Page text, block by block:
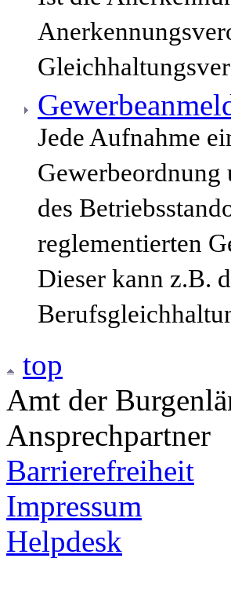
Jede Aufnahme
Gewerbeordnung
des
reglementierten
Dieser kann z.B.
top
Amt der
Ansprechpartner
Barrierefreiheit
Impressum
Helpdesk